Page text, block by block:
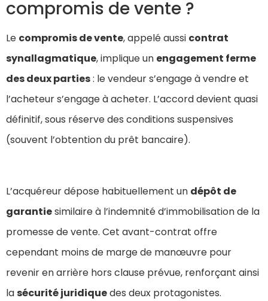
compromis de vente ?
Le compromis de vente, appelé aussi contrat
synallagmatique, implique un engagement ferme
des deux parties: le vendeur s’engage à vendre et
l’acheteur s’engage à acheter. L’accord devient quasi
définitif, sous réserve des conditions suspensives
(souvent l’obtention du prêt bancaire).
L’acquéreur dépose habituellement un dépôt de
garantiesimilaire à l’indemnité d’immobilisation de la
promesse de vente. Cet avant-contrat offre
cependant moins de marge de manœuvre pour
revenir en arrière hors clause prévue, renforçant ainsi
lasécurité juridiquedes deux protagonistes.